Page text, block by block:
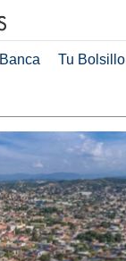
Banca Tu Bolsillo